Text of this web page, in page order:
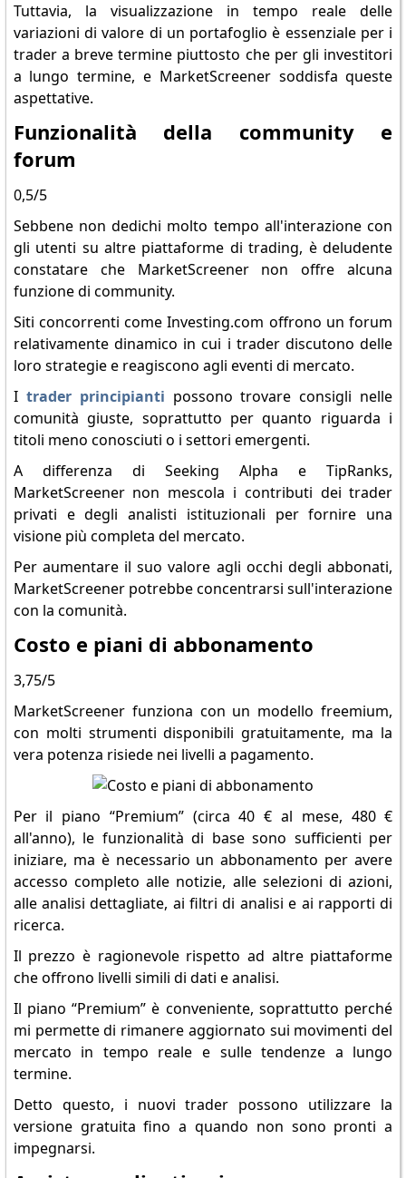
Tuttavia, la visualizzazione in tempo reale delle
variazioni di valore di un portafoglio è essenziale per i
trader a breve termine piuttosto che per gli investitori
a lungo termine, e MarketScreener soddisfa queste
aspettative.
Funzionalità della community e
forum
0,5/5
Sebbene non dedichi molto tempo all'interazione con
gli utenti su altre piattaforme di trading, è deludente
constatare che MarketScreener non offre alcuna
funzione di community.
Siti concorrenti come Investing.com offrono un forum
relativamente dinamico in cui i trader discutono delle
loro strategie e reagiscono agli eventi di mercato.
I trader principianti possono trovare consigli nelle
comunità giuste, soprattutto per quanto riguarda i
titoli meno conosciuti o i settori emergenti.
A differenza di Seeking Alpha e TipRanks,
MarketScreener non mescola i contributi dei trader
privati e degli analisti istituzionali per fornire una
visione più completa del mercato.
Per aumentare il suo valore agli occhi degli abbonati,
MarketScreener potrebbe concentrarsi sull'interazione
con la comunità.
Costo e piani di abbonamento
3,75/5
MarketScreener funziona con un modello freemium,
con molti strumenti disponibili gratuitamente, ma la
vera potenza risiede nei livelli a pagamento.
Per il piano “Premium” (circa 40 € al mese, 480 €
all'anno), le funzionalità di base sono sufficienti per
iniziare, ma è necessario un abbonamento per avere
accesso completo alle notizie, alle selezioni di azioni,
alle analisi dettagliate, ai filtri di analisi e ai rapporti di
ricerca.
Il prezzo è ragionevole rispetto ad altre piattaforme
che offrono livelli simili di dati e analisi.
Il piano “Premium” è conveniente, soprattutto perché
mi permette di rimanere aggiornato sui movimenti del
mercato in tempo reale e sulle tendenze a lungo
termine.
Detto questo, i nuovi trader possono utilizzare la
versione gratuita fino a quando non sono pronti a
impegnarsi.